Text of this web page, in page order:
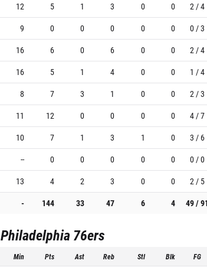
12 5 1 3 0 0 2 / 4
9 0 0 0 0 0 0 / 3
16 6 0 6 0 0 2 / 4
16 5 1 4 0 0 1 / 4
8 7 3 1 0 0 2 / 3
11 12 0 0 0 0 4 / 7
10 7 1 3 1 0 3 / 6
-- 0 0 0 0 0 0 / 0
13 4 2 3 0 0 2 / 5
- 144 33 47 6 4 49 / 91
Philadelphia 76ers
Min Pts Ast Reb Stl Blk FG